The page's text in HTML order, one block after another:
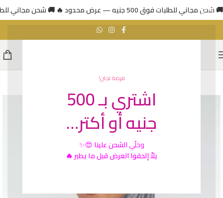
فرصة تجنن!
اشتري بـ 500
جنيه أو أكتر…
وخلّيالشحن علينا😍✨
يلاّ إلحقوا العرض قبل ما يطير 🔥
🚚 شحن مجاني للطلبات فوق 500 جنيه — عرض محدود 🔥 🚚 شحن مجاني للطلبات فوق 500